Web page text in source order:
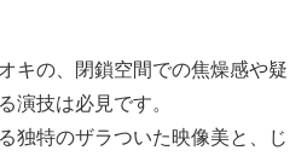
キの、閉鎖空間での焦燥感や疑
演技は必見です。
独特のザラついた映像美と、じ